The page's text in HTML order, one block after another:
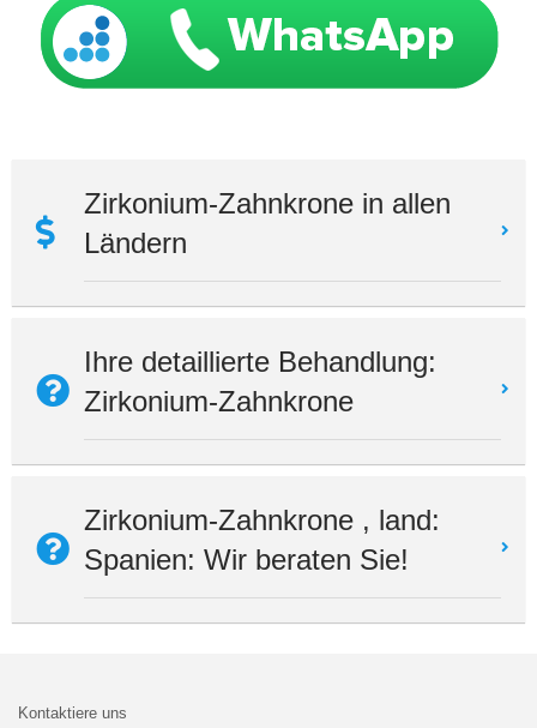
Zirkonium-Zahnkrone in allen
Ländern
Ihre detaillierte Behandlung:
Zirkonium-Zahnkrone
Zirkonium-Zahnkrone , land:
Spanien: Wir beraten Sie!
Kontaktiere uns